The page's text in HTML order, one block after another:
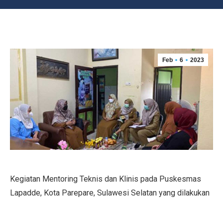
Feb 6 2023
Kegiatan Mentoring Teknis dan Klinis pada Puskesmas
Lapadde, Kota Parepare, Sulawesi Selatan yang dilakukan